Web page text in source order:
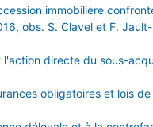
immobilière
obs. S. Clavel et F.
directe du sous-
obligatoires et lois